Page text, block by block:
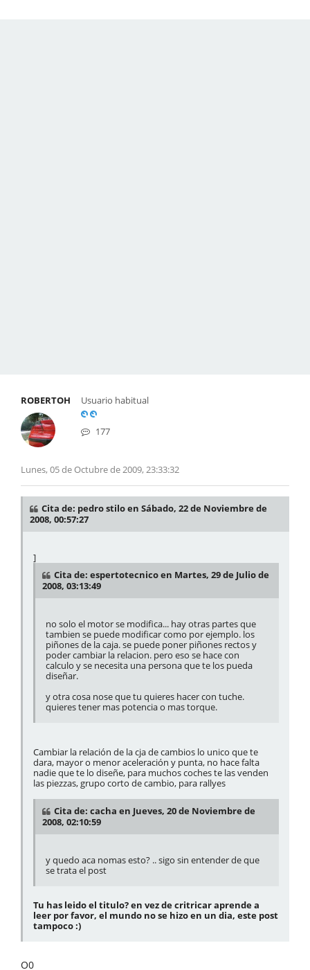
ROBERTOH Usuario habitual
177
Lunes, 05 de Octubre de 2009, 23:33:32
Cita de: pedro stilo en Sábado, 22 de Noviembre de
2008, 00:57:27
]
Cita de: espertotecnico en Martes, 29 de Julio de
2008, 03:13:49
no solo el motor se modifica... hay otras partes que
tambien se puede modificar como por ejemplo. los
piñones de la caja. se puede poner piñones rectos y
poder cambiar la relacion. pero eso se hace con
calculo y se necesita una persona que te los pueda
diseñar.
y otra cosa nose que tu quieres hacer con tuche.
quieres tener mas potencia o mas torque.
Cambiar la relación de la cja de cambios lo unico que te
dara, mayor o menor aceleración y punta, no hace falta
nadie que te lo diseñe, para muchos coches te las venden
las piezzas, grupo corto de cambio, para rallyes
Cita de: cacha en Jueves, 20 de Noviembre de
2008, 02:10:59
y quedo aca nomas esto? .. sigo sin entender de que
se trata el post
Tu has leido el titulo? en vez de critricar aprende a
leer por favor, el mundo no se hizo en un dia, este post
tampoco :)
O0